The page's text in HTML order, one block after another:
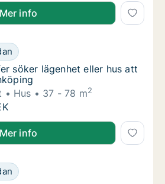
eller rum att hyra i Göteborg
Mer info
söker lägenhet eller hus att hyra
söker lägenhet eller hus att
söker lägenhet eller hus att
Hus 37 - 78 m2
söker lägenhet eller hus att hyra
eller hus att hyra i
Mer info
lägenhet att hyra i Linköping